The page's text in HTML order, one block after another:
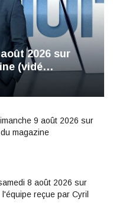
2026 sur
(vidé…
9 août 2026 sur
magazine
8 août 2026 sur
reçue par Cyril